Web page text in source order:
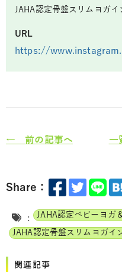
JAHA認定骨盤スリムヨガイ
URL
https://
← 前の記事へ 一
Share：
:
関連記事